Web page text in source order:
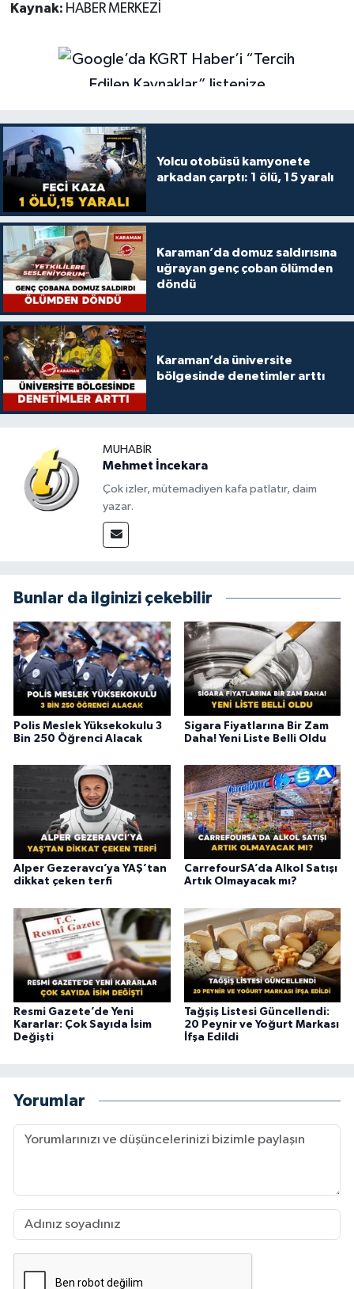
Kaynak: HABER MERKEZİ
Yolcu otobüsü kamyonete
arkadan çarptı: 1 ölü, 15 yaralı
Karaman’da domuz saldırısına
uğrayan genç çoban ölümden
döndü
Karaman’da üniversite
bölgesinde denetimler arttı
MUHABIR
Mehmet İncekara
Çok izler, mütemadiyen kafa patlatır, daim
yazar.
Bunlar da ilginizi çekebilir
Polis Meslek Yüksekokulu 3
Bin 250 Öğrenci Alacak
Sigara Fiyatlarına Bir Zam
Daha! Yeni Liste Belli Oldu
Alper Gezeravcı’ya YAŞ’tan
dikkat çeken terfi
CarrefourSA’da Alkol Satışı
Artık Olmayacak mı?
Resmi Gazete’de Yeni
Kararlar: Çok Sayıda İsim
Değişti
Tağşiş Listesi Güncellendi:
20 Peynir ve Yoğurt Markası
İfşa Edildi
Yorumlar